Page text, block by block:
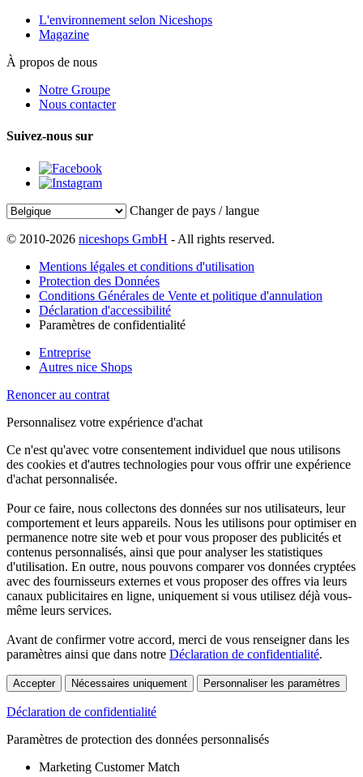
L'environnement selon Niceshops
Magazine
À propos de nous
Notre Groupe
Nous contacter
Suivez-nous sur
Changer de pays / langue
© 2010-2026 niceshops GmbH - All rights reserved.
Mentions légales et conditions d'utilisation
Protection des Données
Conditions Générales de Vente et politique d'annulation
Déclaration d'accessibilité
Paramètres de confidentialité
Entreprise
Autres nice Shops
Renoncer au contrat
Personnalisez votre expérience d'achat
Ce n'est qu'avec votre consentement individuel que nous utilisons
des cookies et d'autres technologies pour vous offrir une expérience
d'achat personnalisée.
Pour ce faire, nous collectons des données sur nos utilisateurs, leur
comportement et leurs appareils. Nous les utilisons pour optimiser en
permanence notre site web et pour vous proposer des publicités et
contenus personnalisés, ainsi que pour analyser les statistiques
d'utilisation. En outre, nous pouvons comparer vos données cryptées
avec des fournisseurs externes et vous proposer des offres via leurs
canaux publicitaires en ligne, uniquement si vous utilisez déjà vous-
même leurs services.
Avant de confirmer votre accord, merci de vous renseigner dans les
paramètres ainsi que dans notre Déclaration de confidentialité.
Accepter Nécessaires uniquement Personnaliser les paramètres
Déclaration de confidentialité
Paramètres de protection des données personnalisés
Marketing Customer Match